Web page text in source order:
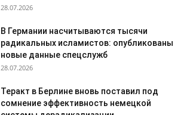
28.07.2026
В Германии насчитываются тысячи
радикальных исламистов: опубликованы
новые данные спецслужб
28.07.2026
Теракт в Берлине вновь поставил под
сомнение эффективность немецкой